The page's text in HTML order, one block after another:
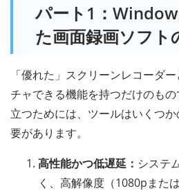
パート1：
た画面録画ソフト
「優れた」スクリーンレコーダ
チャできる機能を持つだけのも
立つためには、ツールはいくつ
要があります。
高性能かつ低遅延： システ
く、高解像度（1080pまた